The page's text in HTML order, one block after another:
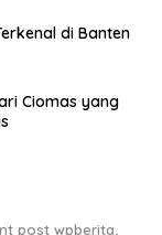
di Banten
Ciomas yang
post wpberita,